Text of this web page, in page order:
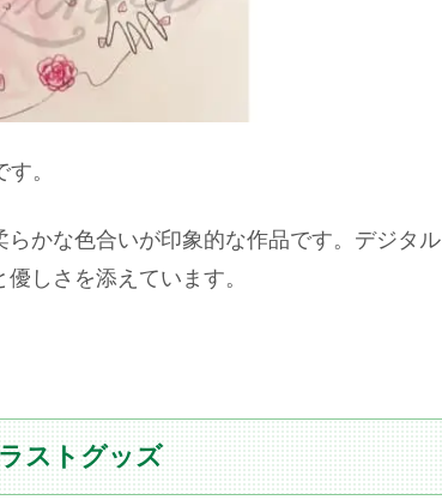
。
かな色合いが印象的な作品です。デジタル
しさを添えています。
ストグッズ